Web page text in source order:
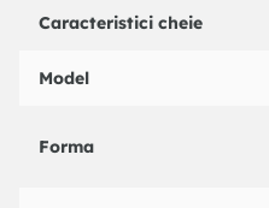
Caracteristici cheie
Model
Forma